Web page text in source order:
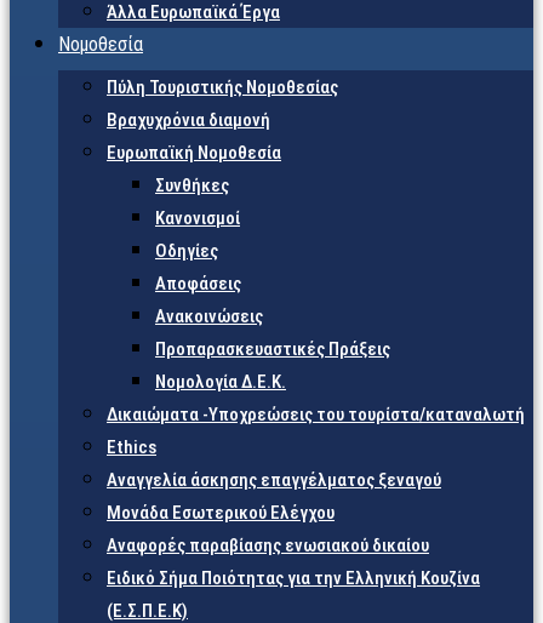
Άλλα Ευρωπαϊκά Έργα
Νομοθεσία
Πύλη Τουριστικής Νομοθεσίας
Βραχυχρόνια διαμονή
Ευρωπαϊκή Νομοθεσία
Συνθήκες
Κανονισμοί
Οδηγίες
Αποφάσεις
Ανακοινώσεις
Προπαρασκευαστικές Πράξεις
Νομολογία Δ.Ε.Κ.
Δικαιώματα -Υποχρεώσεις του τουρίστα/καταναλωτή
Ethics
Αναγγελία άσκησης επαγγέλματος ξεναγού
Μονάδα Εσωτερικού Ελέγχου
Αναφορές παραβίασης ενωσιακού δικαίου
Ειδικό Σήμα Ποιότητας για την Ελληνική Κουζίνα
(Ε.Σ.Π.Ε.Κ)